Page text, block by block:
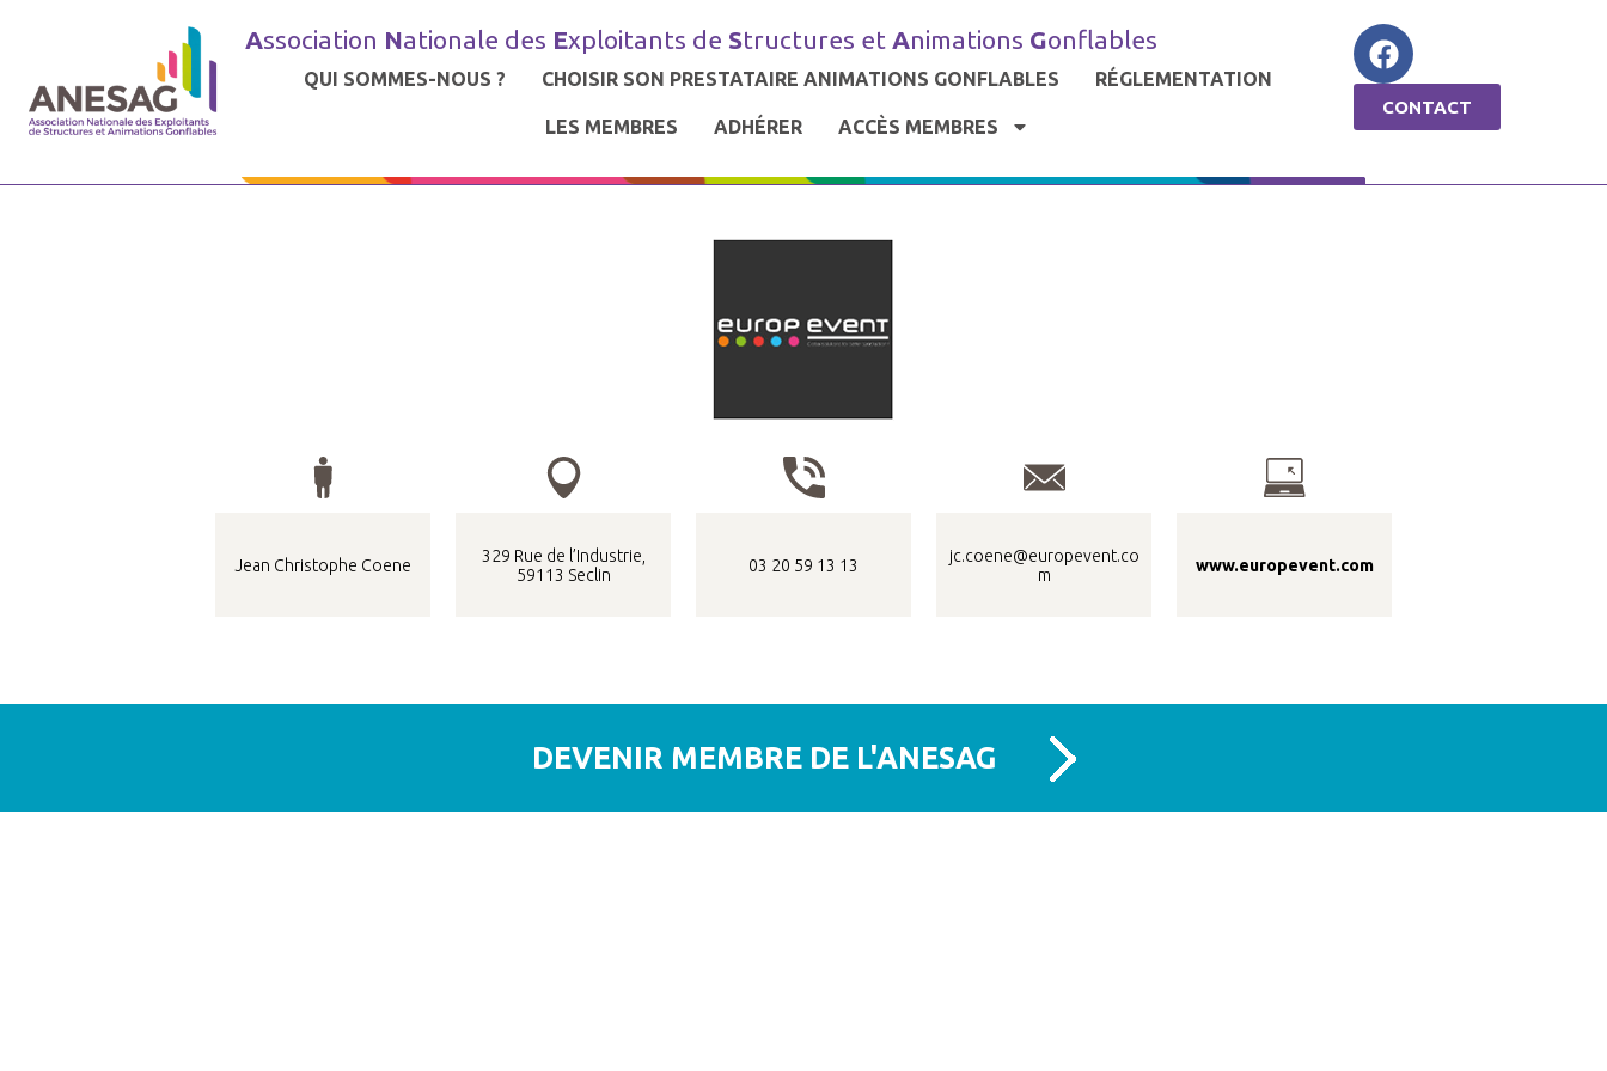
Association Nationale des Exploitants de Structures etAnimations Gonflables
QUI SOMMES-NOUS ? CHOISIR SON PRESTATAIRE ANIMATIONS GONFLABLES RÉGLEMENTATION
LES MEMBRES ADHÉRER ACCÈS MEMBRES
CONTACT
Jean Christophe Coene
329 Rue de l’Industrie,
59113 Seclin
03 20 59 13 13
jc.coene@europevent.co
m
www.europevent.com
DEVENIR MEMBRE DE L'ANESAG